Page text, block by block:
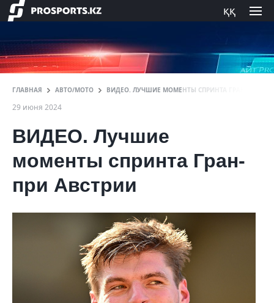
ққ
ГЛАВНАЯ АВТО/МОТО ВИДЕО. ЛУЧШИЕ МОМЕНТЫ СПРИНТА ГРАН-ПРИ
29 июня 2024
ВИДЕО. Лучшие
моменты спринта Гран-
при Австрии